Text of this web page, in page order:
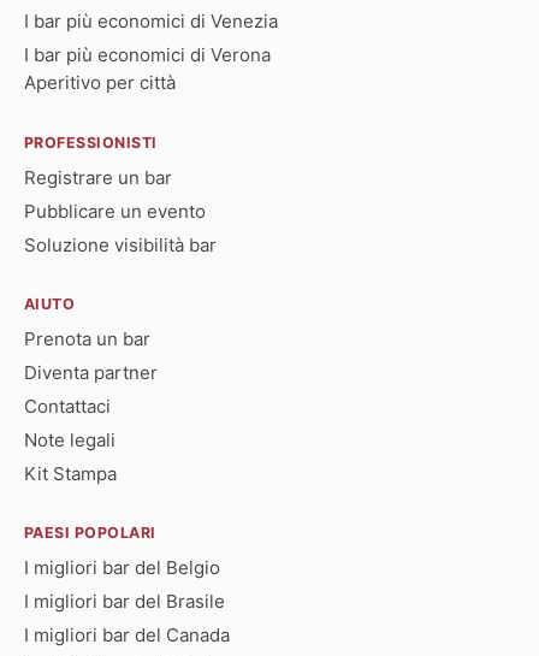
I bar più economici di Venezia
I bar più economici di Verona
Aperitivo per città
PROFESSIONISTI
Registrare un bar
Pubblicare un evento
Soluzione visibilità bar
AIUTO
Prenota un bar
Diventa partner
Contattaci
Note legali
Kit Stampa
PAESI POPOLARI
I migliori bar del Belgio
I migliori bar del Brasile
I migliori bar del Canada